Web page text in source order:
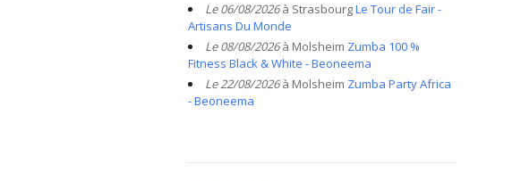
Le 06/08/2026à StrasbourgLe Tour de Fair -
Artisans Du Monde
Le 08/08/2026à Molsheim Zumba 100 %
Fitness Black & White - Beoneema
Le 22/08/2026à Molsheim Zumba Party Africa
- Beoneema